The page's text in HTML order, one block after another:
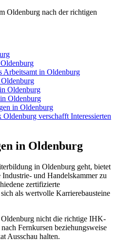
Oldenburg nach der richtigen
Arbeitsamt in Oldenburg
Oldenburg
Oldenburg
in Oldenburg
verschafft Interessierten
in Oldenburg
in Oldenburg geht, bietet
und Handelskammer zu
zertifizierte
als wertvolle Karrierebausteine
nicht die richtige IHK-
Fernkursen beziehungsweise
Ausschau halten.